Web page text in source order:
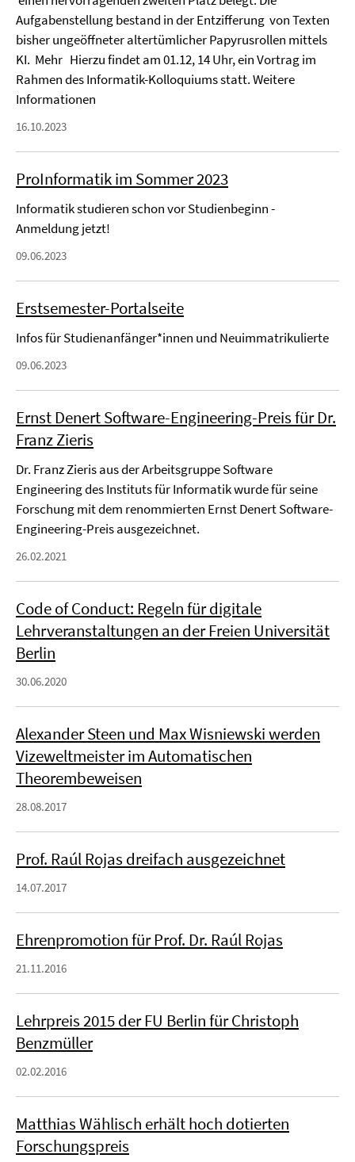
Aufgabenstellung bestand in der Entzifferung von Texten
bisher ungeöffneter altertümlicher Papyrusrollen mittels
KI. Mehr Hierzu findet am 01.12, 14 Uhr, ein Vortrag im
Rahmen des Informatik-Kolloquiums statt. Weitere
Informationen
16.10.2023
ProInformatik im Sommer 2023
Informatik studieren schon vor Studienbeginn -
Anmeldung jetzt!
09.06.2023
Erstsemester-Portalseite
Infos für Studienanfänger*innen und Neuimmatrikulierte
09.06.2023
Ernst Denert Software-Engineering-Preis für Dr.
Franz Zieris
Dr. Franz Zieris aus der Arbeitsgruppe Software
Engineering des Instituts für Informatik wurde für seine
Forschung mit dem renommierten Ernst Denert Software-
Engineering-Preis ausgezeichnet.
26.02.2021
Code of Conduct: Regeln für digitale
Lehrveranstaltungen an der Freien Universität
Berlin
30.06.2020
Alexander Steen und Max Wisniewski werden
Vizeweltmeister im Automatischen
Theorembeweisen
28.08.2017
Prof. Raúl Rojas dreifach ausgezeichnet
14.07.2017
Ehrenpromotion für Prof. Dr. Raúl Rojas
21.11.2016
Lehrpreis 2015 der FU Berlin für Christoph
Benzmüller
02.02.2016
Matthias Wählisch erhält hoch dotierten
Forschungspreis